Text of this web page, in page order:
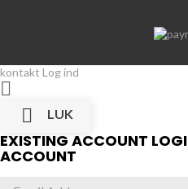
kontakt Log ind


LUK
EXISTING ACCOUNT
ACCOUNT